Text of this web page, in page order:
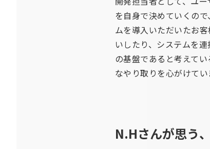
を自身で決めていくの
ムを導入いただいたお
いしたり、システムを
の基盤であると考えて
なやり取りを心がけてい
N.Hさんが思う